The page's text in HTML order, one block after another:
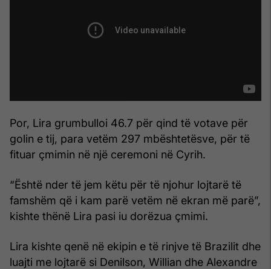
Por, Lira grumbulloi 46.7 për qind të votave për
golin e tij, para vetëm 297 mbështetësve, për të
fituar çmimin në një ceremoni në Cyrih.
“Është nder të jem këtu për të njohur lojtarë të
famshëm që i kam parë vetëm në ekran më parë”,
kishte thënë Lira pasi iu dorëzua çmimi.
Lira kishte qenë në ekipin e të rinjve të Brazilit dhe
luajti me lojtarë si Denilson, Willian dhe Alexandre